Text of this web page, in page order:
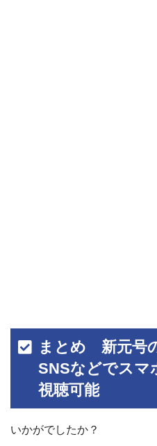
まとめ 新元号
SNSなどでスマ
視聴可能
いかがでしたか？